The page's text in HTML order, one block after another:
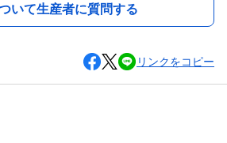
いて生産者に質問する
リンクをコピー